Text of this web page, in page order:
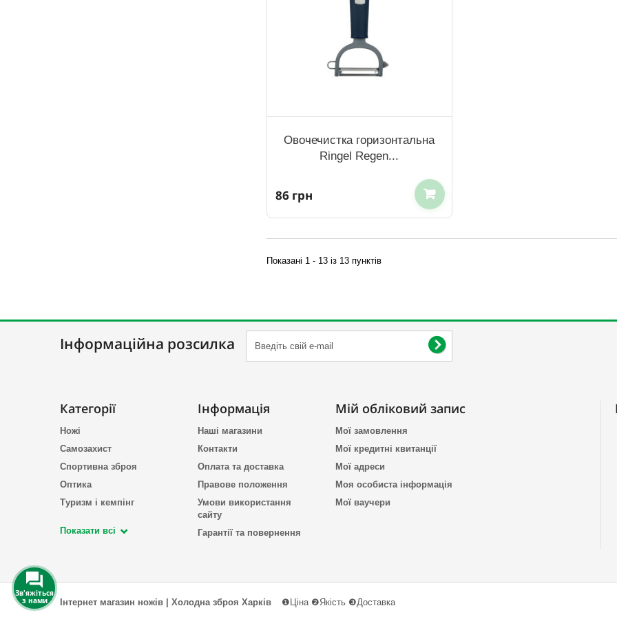
Овочечистка горизонтальна
Ringel Regen...
86 грн
Показані 1 - 13 із 13 пунктів
Інформаційна розсилка
Категорії
Ножі
Самозахист
Спортивна зброя
Оптика
Туризм і кемпінг
Показати всі
Інформація
Наші магазини
Контакти
Оплата та доставка
Правове положення
Умови використання
сайту
Гарантії та повернення
Мій обліковий запис
Мої замовлення
Мої кредитні квитанції
Мої адреси
Моя особиста інформація
Мої ваучери
Інтернет магазин ножів | Холодна зброя Харків ❶Ціна ❷Якість ❸Доставка
Зв'яжіться
з нами